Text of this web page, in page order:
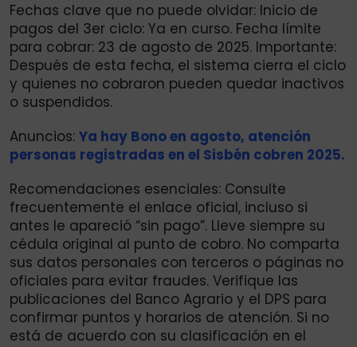
Fechas clave que no puede olvidar: Inicio de
pagos del 3er ciclo: Ya en curso. Fecha límite
para cobrar: 23 de agosto de 2025. Importante:
Después de esta fecha, el sistema cierra el ciclo
y quienes no cobraron pueden quedar inactivos
o suspendidos.
Anuncios: Ya hay Bono en agosto, atención
personas registradas en el Sisbén cobren 2025.
Recomendaciones esenciales: Consulte
frecuentemente el enlace oficial, incluso si
antes le apareció “sin pago”. Lleve siempre su
cédula original al punto de cobro. No comparta
sus datos personales con terceros o páginas no
oficiales para evitar fraudes. Verifique las
publicaciones del Banco Agrario y el DPS para
confirmar puntos y horarios de atención. Si no
está de acuerdo con su clasificación en el